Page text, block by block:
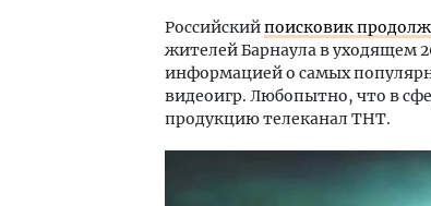
Российскийпоисковик
жителей Барнаула в уходящем
информацией о самых
видеоигр. Любопытно, что в
продукцию телеканал ТНТ.